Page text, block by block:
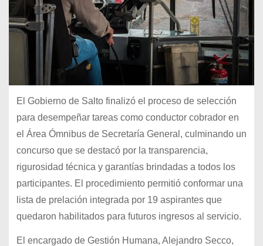
El Gobierno de Salto finalizó el proceso de selección
para desempeñar tareas como conductor cobrador en
el Área Ómnibus de Secretaría General, culminando un
concurso que se destacó por la transparencia,
rigurosidad técnica y garantías brindadas a todos los
participantes. El procedimiento permitió conformar una
lista de prelación integrada por 19 aspirantes que
quedaron habilitados para futuros ingresos al servicio.
El encargado de Gestión Humana, Alejandro Secco,